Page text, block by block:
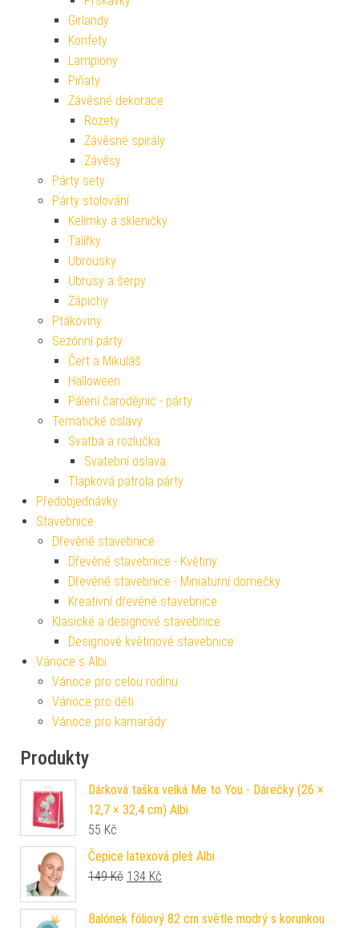
Girlandy
Konfety
Lampiony
Piňaty
Závěsné dekorace
Rozety
Závěsné spirály
Závěsy
Párty sety
Párty stolování
Kelímky a skleničky
Talířky
Ubrousky
Ubrusy a šerpy
Zápichy
Ptákoviny
Sezónní párty
Čert a Mikuláš
Halloween
Pálení čarodějnic - párty
Tematické oslavy
Svatba a rozlučka
Svatební oslava
Tlapková patrola párty
Předobjednávky
Stavebnice
Dřevěné stavebnice
Dřevěné stavebnice - Květiny
Dřevěné stavebnice - Miniaturní domečky
Kreativní dřevěné stavebnice
Klasické a designové stavebnice
Designové květinové stavebnice
Vánoce s Albi
Vánoce pro celou rodinu
Vánoce pro děti
Vánoce pro kamarády
Produkty
Dárková taška velká Me to You - Dárečky (26 ×
12,7 × 32,4 cm) Albi
55 Kč
Čepice latexová pleš Albi
149Kč Původní cena byla: 149 Kč.
134 Kč
Balónek fóliový 82 cm světle modrý s korunkou